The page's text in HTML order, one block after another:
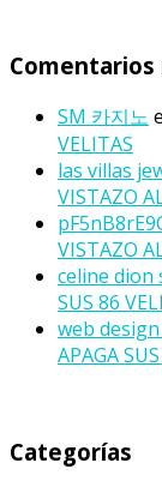
SM 카지노
VELITAS
las villas
VISTAZO
VISTAZO
celine dion
SUS 86
web
APAGA
Categorías